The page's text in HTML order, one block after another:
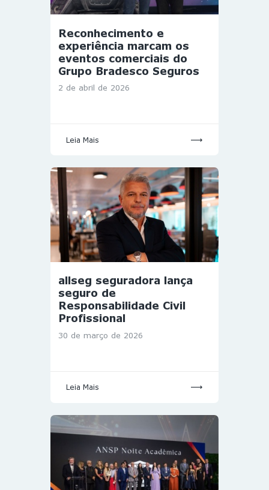
Reconhecimento e
experiência marcam os
eventos comerciais do
Grupo Bradesco Seguros
2 de abril de 2026
Leia Mais
allseg seguradora lança
seguro de
Responsabilidade Civil
Profissional
30 de março de 2026
Leia Mais